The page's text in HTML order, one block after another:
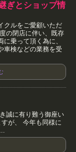
ぎとショップ情
クルをご愛顧いただ
の閉店に伴い、既存
乗って頂く為に、
車検などの業務を受
誠に有り難う御座い
が、 今年も同様に